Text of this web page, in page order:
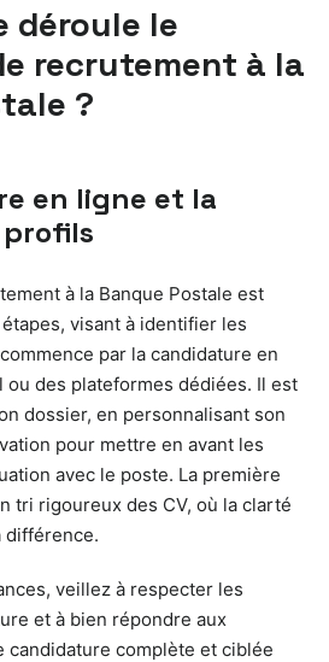
déroule le
recrutement à la
?
en ligne et la
à la Banque Postale est
visant à identifier les
par la candidature en
des plateformes dédiées. Il est
dossier, en personnalisant son
pour mettre en avant les
avec le poste. La première
tri rigoureux des CV, où la clarté
différence.
veillez à respecter les
et à bien répondre aux
candidature complète et ciblée